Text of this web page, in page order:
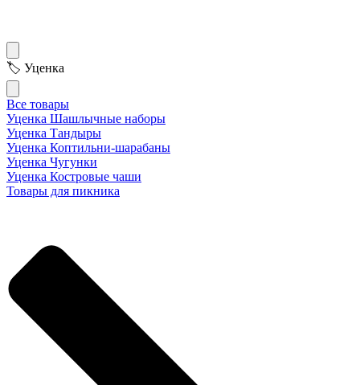
🏷 Уценка
Все товары
Уценка Шашлычные наборы
Уценка Тандыры
Уценка Коптильни-шарабаны
Уценка Чугунки
Уценка Костровые чаши
Товары для пикника